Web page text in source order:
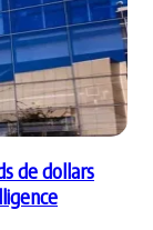
de dollars